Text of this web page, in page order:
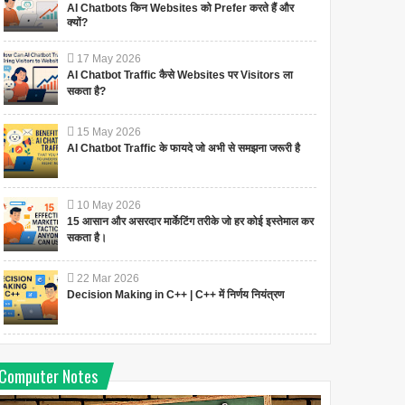
AI Chatbots किन Websites को Prefer करते हैं और
क्यों?
17 May 2026
AI Chatbot Traffic कैसे Websites पर Visitors ला
सकता है?
15 May 2026
AI Chatbot Traffic के फायदे जो अभी से समझना जरूरी है
10 May 2026
15 आसान और असरदार मार्केटिंग तरीके जो हर कोई इस्तेमाल कर
सकता है।
22 Mar 2026
Decision Making in C++ | C++ में निर्णय नियंत्रण
Notes